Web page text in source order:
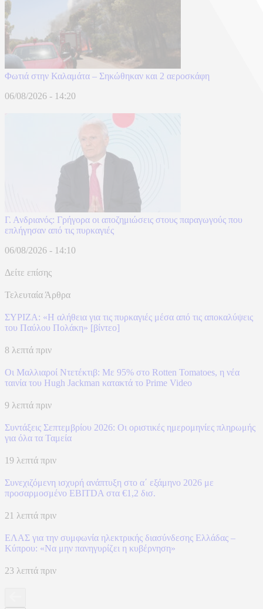
Φωτιά στην Καλαμάτα – Σηκώθηκαν και 2 αεροσκάφη
06/08/2026 - 14:20
Γ. Ανδριανός: Γρήγορα οι αποζημιώσεις στους παραγωγούς που
επλήγησαν από τις πυρκαγιές
06/08/2026 - 14:10
Δείτε επίσης
Τελευταία Άρθρα
ΣΥΡΙΖΑ: «Η αλήθεια για τις πυρκαγιές μέσα από τις αποκαλύψεις
του Παύλου Πολάκη» [βίντεο]
8 λεπτά πριν
Οι Μαλλιαροί Ντετέκτιβ: Με 95% στο Rotten Tomatoes, η νέα
ταινία του Hugh Jackman κατακτά το Prime Video
9 λεπτά πριν
Συντάξεις Σεπτεμβρίου 2026: Οι οριστικές ημερομηνίες πληρωμής
για όλα τα Ταμεία
19 λεπτά πριν
Συνεχιζόμενη ισχυρή ανάπτυξη στο α΄ εξάμηνο 2026 με
προσαρμοσμένο EBITDA στα €1,2 δισ.
21 λεπτά πριν
ΕΛΑΣ για την συμφωνία ηλεκτρικής διασύνδεσης Ελλάδας –
Κύπρου: «Να μην πανηγυρίζει η κυβέρνηση»
23 λεπτά πριν